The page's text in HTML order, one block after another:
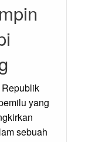
yang
sebuah